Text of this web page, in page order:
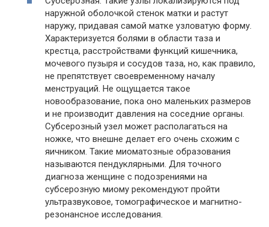
наружной оболочкой стенок матки и растут
наружу, придавая самой матке узловатую форму.
Характеризуется болями в области таза и
крестца, расстройствами функций кишечника,
мочевого пузыря и сосудов таза, но, как правило,
не препятствует своевременному началу
менструаций. Не ощущается такое
новообразование, пока оно маленьких размеров
и не производит давления на соседние органы.
Субсерозный узел может располагаться на
ножке, что внешне делает его очень схожим с
яичником. Такие миоматозные образования
называются пендуклярными. Для точного
диагноза женщине с подозрениями на
субсерозную миому рекомендуют пройти
ультразвуковое, томографическое и магнитно-
резонансное исследования.